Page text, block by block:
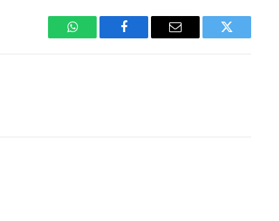
WhatsAppFacebook Email Twitter